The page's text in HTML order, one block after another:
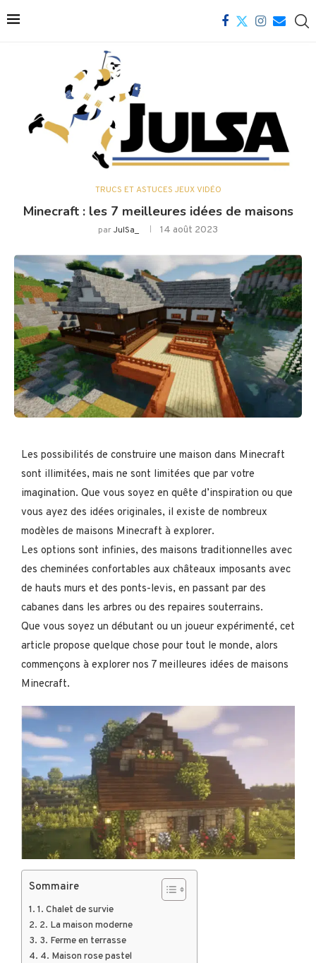
TRUCS ET ASTUCES JEUX VIDÉO
Minecraft : les 7 meilleures idées de maisons
parJulSa_ 14 août 2023
Les possibilités de construire une maison dans Minecraft
sont illimitées, mais ne sont limitées que par votre
imagination. Que vous soyez en quête d’inspiration ou que
vous ayez des idées originales, il existe de nombreux
modèles de maisons Minecraft à explorer.
Les options sont infinies, des maisons traditionnelles avec
des cheminées confortables aux châteaux imposants avec
de hauts murs et des ponts-levis, en passant par des
cabanes dans les arbres ou des repaires souterrains.
Que vous soyez un débutant ou un joueur expérimenté, cet
article propose quelque chose pour tout le monde, alors
commençons à explorer nos 7 meilleures idées de maisons
Minecraft.
Sommaire
1. Chalet de survie
2. La maison moderne
3. Ferme en terrasse
4. Maison rose pastel